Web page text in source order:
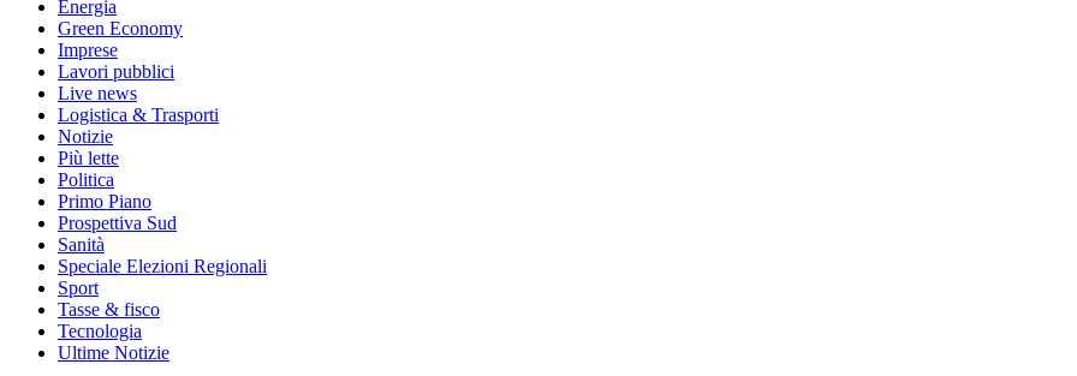
Energia
Green Economy
Imprese
Lavori pubblici
Live news
Logistica & Trasporti
Notizie
Più lette
Politica
Primo Piano
Prospettiva Sud
Sanità
Speciale Elezioni Regionali
Sport
Tasse & fisco
Tecnologia
Ultime Notizie